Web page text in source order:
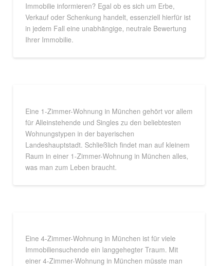
Immobilie informieren? Egal ob es sich um Erbe,
Verkauf oder Schenkung handelt, essenziell hierfür ist
in jedem Fall eine unabhängige, neutrale Bewertung
Ihrer Immobilie.
Eine 1-Zimmer-Wohnung in München gehört vor allem
für Alleinstehende und Singles zu den beliebtesten
Wohnungstypen in der bayerischen
Landeshauptstadt. Schließlich findet man auf kleinem
Raum in einer 1-Zimmer-Wohnung in München alles,
was man zum Leben braucht.
Eine 4-Zimmer-Wohnung in München ist für viele
Immobiliensuchende ein langgehegter Traum. Mit
einer 4-Zimmer-Wohnung in München müsste man